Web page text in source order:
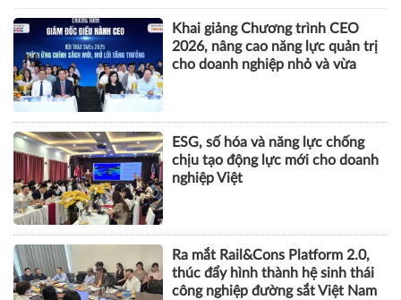
Khai giảng Chương trình CEO
2026, nâng cao năng lực quản trị
cho doanh nghiệp nhỏ và vừa
ESG, số hóa và năng lực chống
chịu tạo động lực mới cho doanh
nghiệp Việt
Ra mắt Rail&Cons Platform 2.0,
thúc đẩy hình thành hệ sinh thái
công nghiệp đường sắt Việt Nam